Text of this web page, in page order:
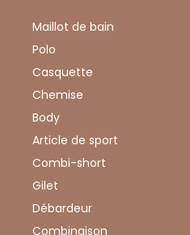
Maillot de bain
Polo
Casquette
Chemise
Body
Article de sport
Combi-short
Gilet
Débardeur
Combinaison